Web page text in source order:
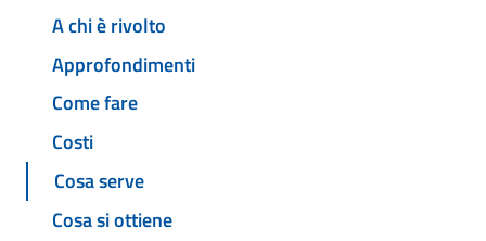
A chi è rivolto
Approfondimenti
Come fare
Costi
Cosa serve
Cosa si ottiene